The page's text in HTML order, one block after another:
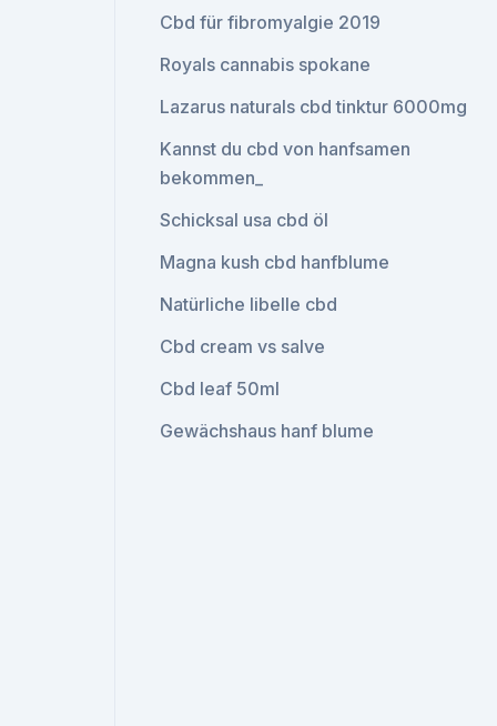
Cbd für fibromyalgie 2019
Royals cannabis spokane
Lazarus naturals cbd tinktur 6000mg
Kannst du cbd von hanfsamen
bekommen_
Schicksal usa cbd öl
Magna kush cbd hanfblume
Natürliche libelle cbd
Cbd cream vs salve
Cbd leaf 50ml
Gewächshaus hanf blume